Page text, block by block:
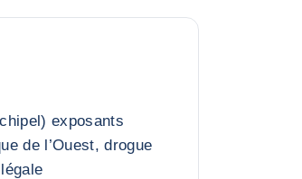
exposants
de l’Ouest, drogue